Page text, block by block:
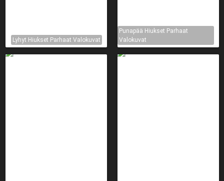
Lyhyt Hiukset Parhaat Valokuvat
Punapää Hiukset Parhaat
Valokuvat